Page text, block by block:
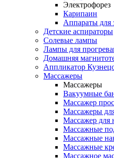
Электрофорез
Карипаин
Аппараты для
Детские аспираторы
Солевые лампы
Лампы для
Домашняя
Аппликатор
Массажеры
Массажеры
Вакуумные
Массажер
Массажеры
Массажер для
Массажные
Массажные
Массажные
Массажное